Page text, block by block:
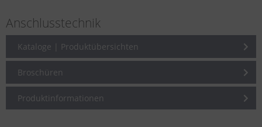
Anschlusstechnik
Kataloge | Produktübersichten
Broschüren
Produktinformationen